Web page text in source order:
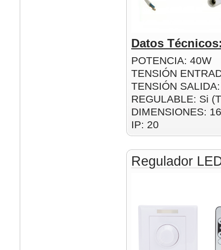
Datos
POTENCIA: 40W
TENSIÓN
TENSIÓN
REGULABLE: Si
DIMENSIONES:
IP: 20
Regulador